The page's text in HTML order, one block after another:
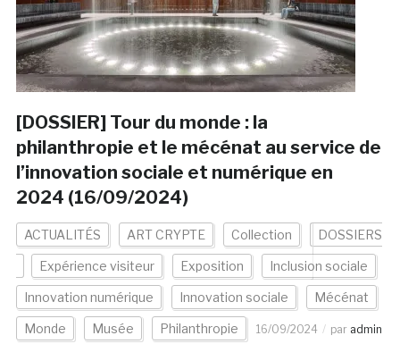
[DOSSIER] Tour du monde : la
philanthropie et le mécénat au service de
l’innovation sociale et numérique en
2024 (16/09/2024)
ACTUALITÉS ART CRYPTE Collection DOSSIERS
Expérience visiteur Exposition Inclusion sociale
Innovation numérique Innovation sociale Mécénat
Monde Musée Philanthropie 16/09/2024 par admin